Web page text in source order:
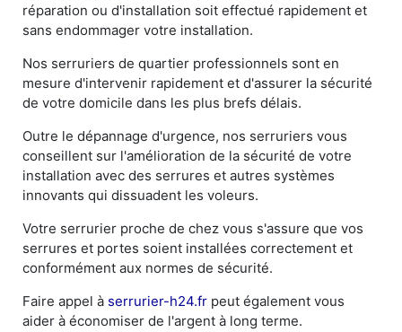
réparation ou d'installation soit effectué rapidement et
sans endommager votre installation.
Nos serruriers de quartier professionnels sont en
mesure d'intervenir rapidement et d'assurer la sécurité
de votre domicile dans les plus brefs délais.
Outre le dépannage d'urgence, nos serruriers vous
conseillent sur l'amélioration de la sécurité de votre
installation avec des serrures et autres systèmes
innovants qui dissuadent les voleurs.
Votre serrurier proche de chez vous s'assure que vos
serrures et portes soient installées correctement et
conformément aux normes de sécurité.
Faire appel à serrurier-h24.fr peut également vous
aider à économiser de l'argent à long terme.